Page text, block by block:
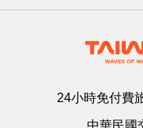
24小時免付費
中華民國